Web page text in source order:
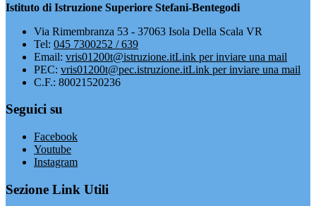
Istituto di Istruzione Superiore Stefani-Bentegodi
Via Rimembranza 53 - 37063 Isola Della Scala VR
Tel: 045 7300252 / 639
Email: vris01200t@istruzione.itLink per inviare una mail
PEC: vris01200t@pec.istruzione.itLink per inviare una mail
C.F.: 80021520236
Seguici su
Facebook
Youtube
Instagram
Sezione Link Utili